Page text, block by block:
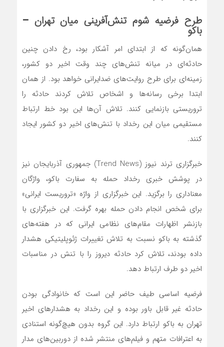
طرح فرضیه شوم تنش‌آفرینی میان تهران –
باکو
همان‌گونه که از ابتدای امر آشکار بود، رخ دادن چنین
حادثه‌ای در میانه تنش‌های چند وقت اخیر دو کشور،
زمینه‌ای برای طرح روایت‌های ضدایرانی خواهد بود. از همان
ابتدا برخی رسانه‌ها و اشخاص تلاش کردند حادثه را
تروریستی بازنمایی کنند. تلاش آن‌ها این بود خط ارتباط
مستقیمی میان این رخداد با تنش‌های اخیر دو کشور ایجاد
کنند.
خبرگزاری ترند نیوز (Trend News) جمهوری آذربایجان نیز
در پوشش خبری رخداد حمله به سفارت باکو، واژگان
معناداری را برگزید. این خبرگزاری از واژه «تروریست ایرانی»
برای شخص انجام دادن حمله بهره گرفت. این خبرگزاری با
بازنشر اظهارات مقام‌های نظامی ایرانی که در هفته‌های
گذشته به باکو نسبت به تلاش تغییرات ژئوپلیتیکی هشدار
داده بودند، تلاش کرد حادثه دیروز را با تنش در مناسبات
اخیر دو طرف ارتباط دهد.
فرضیه اساسی طیف حاضر این است که خانوادگی بودن
حادثه غیر قابل باور بوده و این رخداد به هشدار‌های اخیر
تهران به باکو ارتباط دارد. این گروه بدون هیچ‌گونه استنادی
به اعترافات متهم و فیلم‌های منتشر شده از دوربین‌های مدار